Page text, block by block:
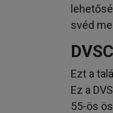
svéd
Ezt a
Ez a
55-ös